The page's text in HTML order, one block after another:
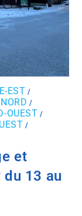
EST /
/
OUEST /
/
et
13 au